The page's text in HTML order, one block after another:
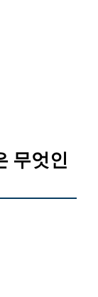
무엇인